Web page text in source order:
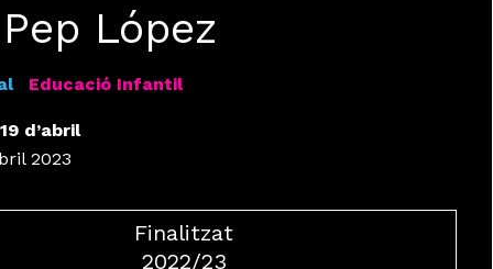
López
Educació Infantil
d’abril
2023
Finalitzat
2022/23